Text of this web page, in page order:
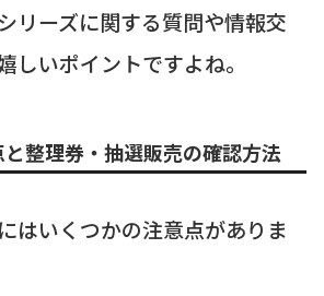
リーズに関する質問や情報交
しいポイントですよね。
整理券・抽選販売の確認方法
はいくつかの注意点がありま